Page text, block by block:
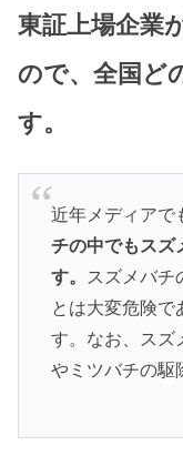
東証上場企業
ので、全国ど
す。
近年メディアで
チの中でもスズ
す。 スズメバチ
とは大変危険
す。なお、スズ
やミツバチの駆